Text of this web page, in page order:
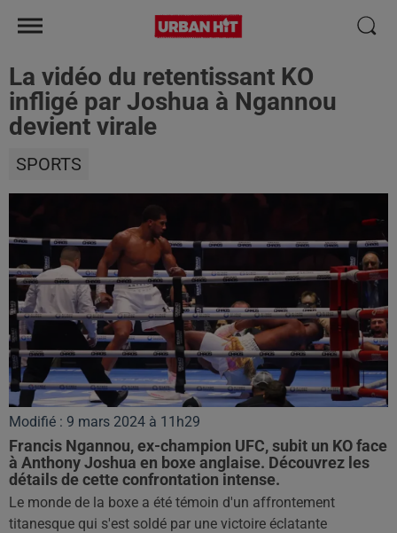
La vidéo du retentissant KO
infligé par Joshua à Ngannou
devient virale
SPORTS
Modifié : 9 mars 2024 à 11h29
Francis Ngannou, ex-champion UFC, subit un KO face
à Anthony Joshua en boxe anglaise. Découvrez les
détails de cette confrontation intense.
Le monde de la boxe a été témoin d'un affrontement
titanesque qui s'est soldé par une victoire éclatante